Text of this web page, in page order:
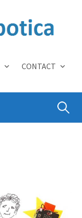
CONTACT
Zoeken